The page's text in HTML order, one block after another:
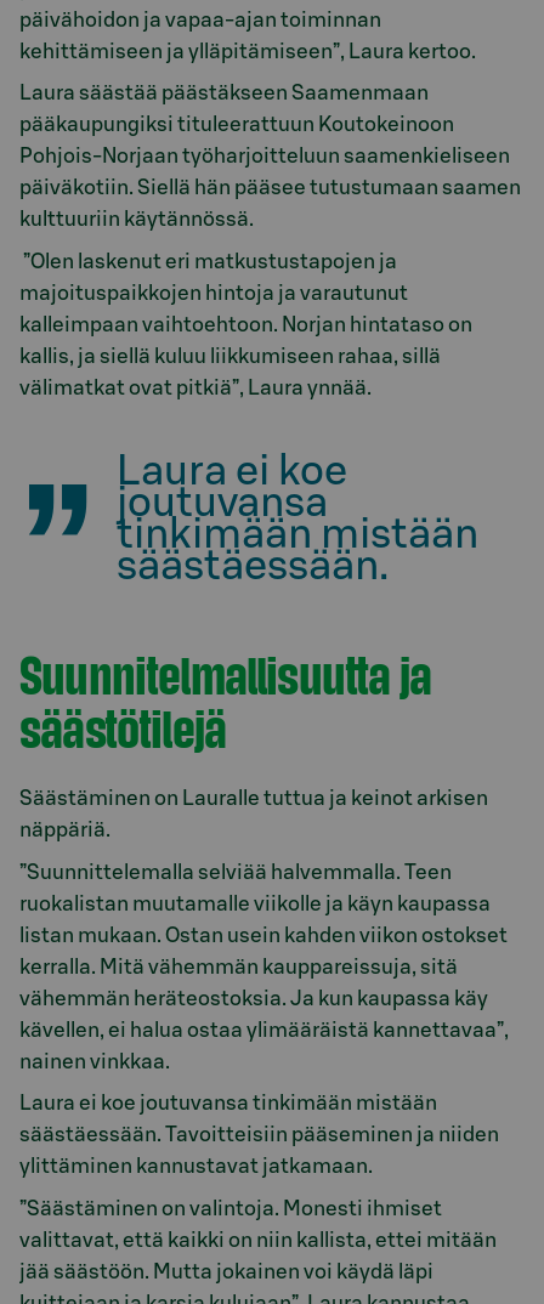
päivähoidon ja vapaa-ajan toiminnan
kehittämiseen ja ylläpitämiseen”, Laura kertoo.
Laura säästää päästäkseen Saamenmaan
pääkaupungiksi tituleerattuun Koutokeinoon
Pohjois-Norjaan työharjoitteluun saamenkieliseen
päiväkotiin. Siellä hän pääsee tutustumaan saamen
kulttuuriin käytännössä.
”Olen laskenut eri matkustustapojen ja
majoituspaikkojen hintoja ja varautunut
kalleimpaan vaihtoehtoon. Norjan hintataso on
kallis, ja siellä kuluu liikkumiseen rahaa, sillä
välimatkat ovat pitkiä”, Laura ynnää.
Laura ei koe
joutuvansa
tinkimään mistään
säästäessään.
Suunnitelmallisuutta ja
säästötilejä
Säästäminen on Lauralle tuttua ja keinot arkisen
näppäriä.
”Suunnittelemalla selviää halvemmalla. Teen
ruokalistan muutamalle viikolle ja käyn kaupassa
listan mukaan. Ostan usein kahden viikon ostokset
kerralla. Mitä vähemmän kauppareissuja, sitä
vähemmän heräteostoksia. Ja kun kaupassa käy
kävellen, ei halua ostaa ylimääräistä kannettavaa”,
nainen vinkkaa.
Laura ei koe joutuvansa tinkimään mistään
säästäessään. Tavoitteisiin pääseminen ja niiden
ylittäminen kannustavat jatkamaan.
”Säästäminen on valintoja. Monesti ihmiset
valittavat, että kaikki on niin kallista, ettei mitään
jää säästöön. Mutta jokainen voi käydä läpi